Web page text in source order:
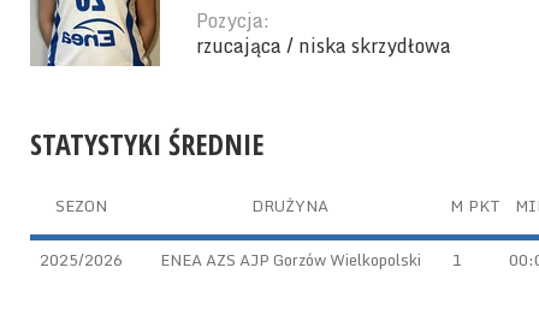
Pozycja:
rzucająca / niska skrzydłowa
STATYSTYKI ŚREDNIE
SEZON DRUŻYNA M PKT
2025/2026 ENEA AZS AJP Gorzów Wielkopolski 1